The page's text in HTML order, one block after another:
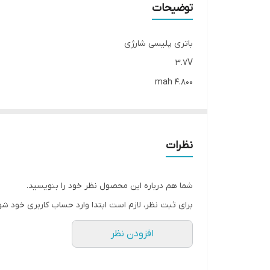
توضیحات
باتری پلیسی شارژی
3.7V
4.800 mah
نظرات
شما هم درباره این محصول نظر خود را بنویسید.
برای ثبت نظر، لازم است ابتدا وارد حساب کاربری خود
افزودن نظر